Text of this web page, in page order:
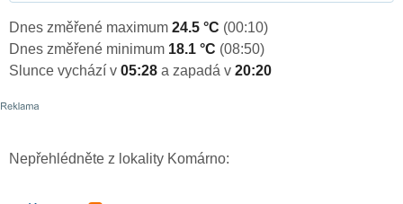
Dnes změřené maximum 24.5 °C (00:10)
Dnes změřené minimum 18.1 °C (08:50)
Slunce vychází v 05:28 a zapadá v 20:20
Nepřehlédněte z lokality Komárno: